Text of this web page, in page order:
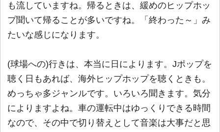
も流していますね。帰るときは、緩めのヒップホッ
プ聞いて帰ることが多いですね。「終わった～」み
たいな感じになります。
(球場への)行きは、本当に日によります。Jポップを
聴く日もあれば、海外ヒップホップを聴くときも。
めっちゃ多ジャンルです。いろいろ聞きます。気分
によりますよね。車の運転中はゆっくりできる時間
なので、その中で切り替えとして音楽は大事だと思